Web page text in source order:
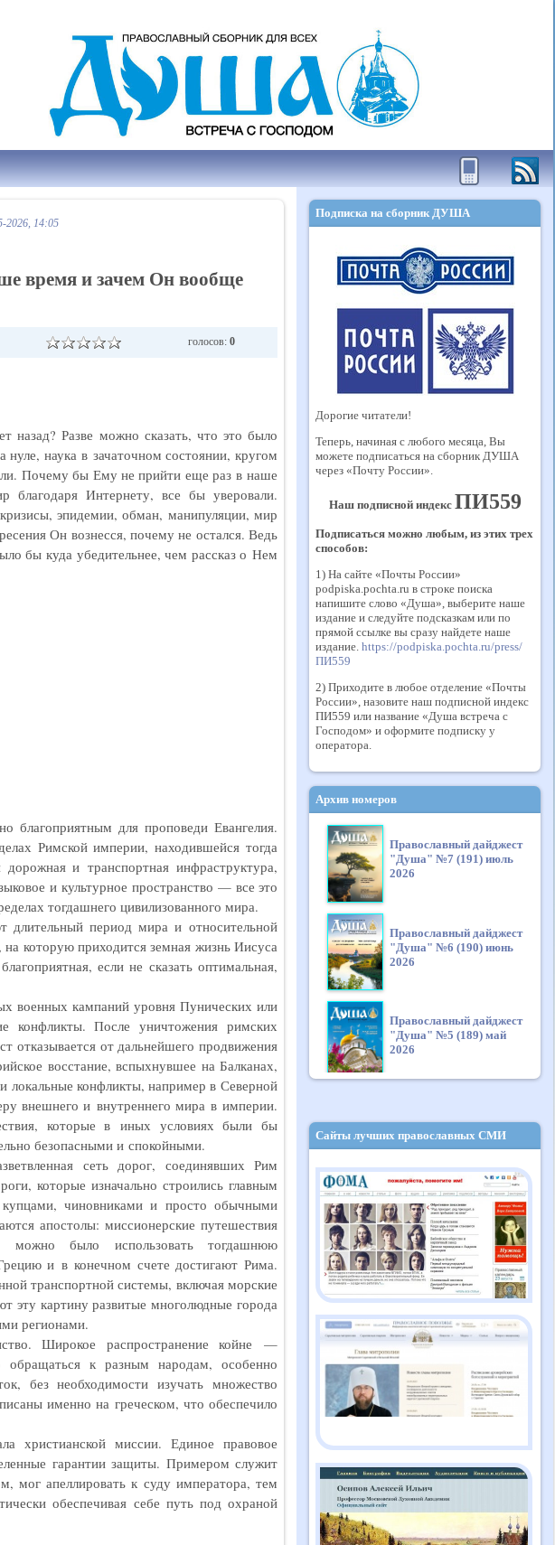
2026, 14:05
время и зачем Он вообще
голосов: 0
Разве можно сказать, что это было
наука в зачаточном состоянии, кругом
Почему бы Ему не прийти еще раз в наше
Интернету, все бы уверовали.
эпидемии, обман, манипуляции, мир
Он вознесся, почему не остался. Ведь
бы куда убедительнее, чем рассказ о Нем
благоприятным для проповеди Евангелия.
Римской империи, находившейся тогда
и транспортная инфраструктура,
и культурное пространство — все это
тогдашнего цивилизованного мира.
период мира и относительной
которую приходится земная жизнь Иисуса
если не сказать оптимальная,
военных кампаний уровня Пунических или
конфликты. После уничтожения римских
отказывается от дальнейшего продвижения
восстание, вспыхнувшее на Балканах,
локальные конфликты, например в Северной
внешнего и внутреннего мира в империи.
которые в иных условиях были бы
безопасными и спокойными.
сеть дорог, соединявших Рим
которые изначально строились главным
купцами, чиновниками и просто обычными
апостолы: миссионерские путешествия
можно было использовать тогдашнюю
и в конечном счете достигают Рима.
транспортной системы, включая морские
эту картину развитые многолюдные города
регионами.
Широкое распространение койне —
обращаться к разным народам, особенно
без необходимости изучать множество
именно на греческом, что обеспечило
христианской миссии. Единое правовое
гарантии защиты. Примером служит
мог апеллировать к суду императора, тем
обеспечивая себе путь под охраной
Подписка на сборник ДУША
Дорогие читатели!
Теперь, начиная с любого месяца, Вы
можете подписаться на сборник ДУША
через «Почту России».
Наш подписной индекс ПИ559
Подписаться можно любым, из этих трех
способов:
1) На сайте «Почты России»
podpiska.pochta.ru в строке поиска
напишите слово «Душа», выберите наше
издание и следуйте подсказкам или по
прямой ссылке вы сразу найдете наше
издание. https://podpiska.pochta.ru/press/
ПИ559
2) Приходите в любое отделение «Почты
России», назовите наш подписной индекс
ПИ559 или название «Душа встреча с
Господом» и оформите подписку у
оператора.
Архив номеров
Православный дайджест
"Душа" №7 (191) июль
2026
Православный дайджест
"Душа" №6 (190) июнь
2026
Православный дайджест
"Душа" №5 (189) май
2026
"Душа" №4 (188) апрель
2026
Православный дайджест
"Душа" №3 (187) март
2026
Православный дайджест
"Душа" №2 (186)
февраль 2026
Православный дайджест
"Душа" №1 (185) январь
Православный дайджест
"Душа" №12 (184)
декабрь 2025
Сайты лучших православных СМИ